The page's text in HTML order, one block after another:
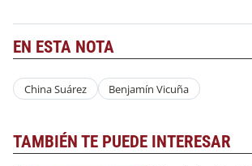
EN ESTA NOTA
China Suárez Benjamín Vicuña
TAMBIÉN TE PUEDE INTERESAR